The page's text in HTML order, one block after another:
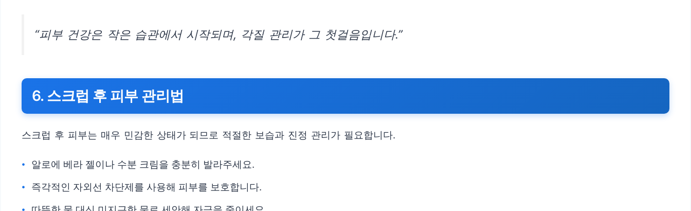
“피부 건강은 작은 습관에서 시작되며, 각질 관리가 그 첫걸음입니다.”
6. 스크럽 후 피부 관리법
스크럽 후 피부는 매우 민감한 상태가 되므로 적절한 보습과 진정 관리가 필요합니다.
알로에 베라 젤이나 수분 크림을 충분히 발라주세요.
즉각적인 자외선 차단제를 사용해 피부를 보호합니다.